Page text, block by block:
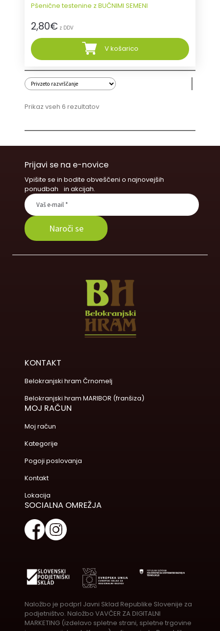
Pšenične testenine z BUČNIMI SEMENI
2,80€ z DDV
V košarico
Prikaz vseh 6 rezultatov
Prijavi se na e-novice
Vpišite se in bodite obveščeni o najnovejših
ponudbah in akcijah.
KONTAKT
Belokranjski hram Črnomelj
Belokranjski hram MARIBOR (franšiza)
MOJ RAČUN
Moj račun
Kategorije
Pogoji poslovanja
Kontakt
Lokacija
SOCIALNA OMREŽJA
Naložbo je podprl Javni Sklad Republike Slovenije za
podjetništvo. Naložbo VAVČER ZA DIGITALNI
MARKETING (izdelavo spletne strani, spletne trgovine